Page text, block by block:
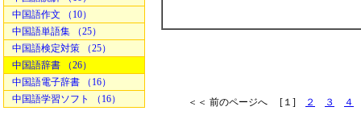
中国語作文 （10）
中国語単語集 （25）
中国語検定対策 （25）
中国語辞書 （26）
中国語電子辞書 （16）
中国語学習ソフト （16）
＜＜ 前のページへ [１] ２ ３ ４